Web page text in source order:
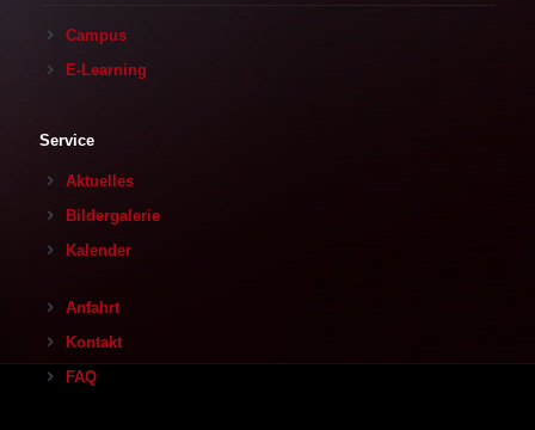
Campus
E-Learning
Service
Aktuelles
Bildergalerie
Kalender
Anfahrt
Kontakt
FAQ